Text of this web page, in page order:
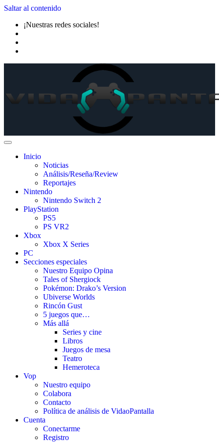
Saltar al contenido
¡Nuestras redes sociales!
Inicio
Noticias
Análisis/Reseña/Review
Reportajes
Nintendo
Nintendo Switch 2
PlayStation
PS5
PS VR2
Xbox
Xbox X Series
PC
Secciones especiales
Nuestro Equipo Opina
Tales of Shergiock
Pokémon: Drako’s Version
Ubiverse Worlds
Rincón Gust
5 juegos que…
Más allá
Series y cine
Libros
Juegos de mesa
Teatro
Hemeroteca
Vop
Nuestro equipo
Colabora
Contacto
Política de análisis de VidaoPantalla
Cuenta
Conectarme
Registro